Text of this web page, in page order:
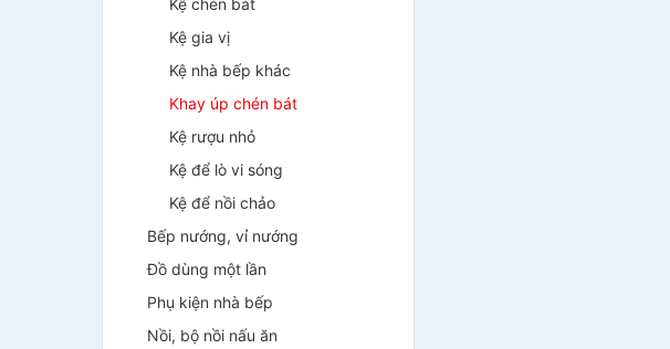
Kệ chén bát
Kệ gia vị
Kệ nhà bếp khác
Khay úp chén bát
Kệ rượu nhỏ
Kệ để lò vi sóng
Kệ để nồi chảo
Bếp nướng, vỉ nướng
Đồ dùng một lần
Phụ kiện nhà bếp
Nồi, bộ nồi nấu ăn